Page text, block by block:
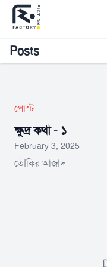
Posts
পোস্ট
ক্ষুদ্র কথা - ১
February 3, 2025
তৌকির আজাদ